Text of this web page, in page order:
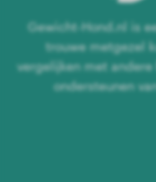
Gewicht-Hond.nl is
trouwe metgezel
vergelijken met
ondersteunen